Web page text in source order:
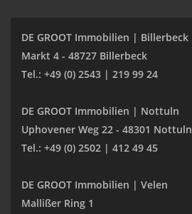
DE GROOT Immobilien | Billerbeck
Markt 4 - 48727 Billerbeck
Tel.: +49 (0) 2543 | 219 99 24
DE GROOT Immobilien | Nottuln
Uphovener Weg 22 - 48301 Nottuln
Tel.: +49 (0) 2502 | 412 49 45
DE GROOT Immobilien | Velen
Mallißer Ring 1